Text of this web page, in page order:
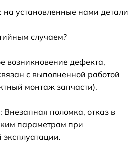
на установленные нами детали
случаем?
возникновение дефекта,
с выполненной работой
монтаж запчасти).
поломка, отказ в
параметрам при